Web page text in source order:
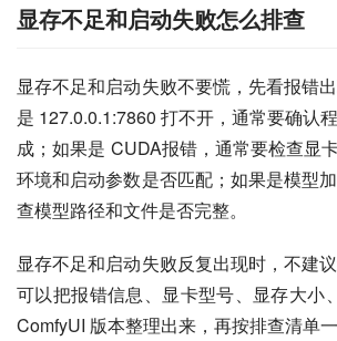
显存不足和启动失败怎么排查
显存不足和启动失败不要慌，先看报错
是 127.0.0.1:7860 打不开，通常要确认
成；如果是 CUDA报错，通常要检查显
环境和启动参数是否匹配；如果是模型
查模型路径和文件是否完整。
显存不足和启动失败反复出现时，不建
可以把报错信息、显卡型号、显存大小
ComfyUI 版本整理出来，再按排查清单